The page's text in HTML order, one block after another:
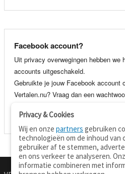
Facebook account?
Uit privacy overwegingen hebben we
accounts uitgeschakeld.
Gebruikte je jouw Facebook account
Vertalen.nu? Vraag dan een
je e-mail adres en wachtwoord.
Privacy & Cookies
Wij en onzepartners gebruiken
technologieën om de inhoud van
gebruiker af te stemmen,
en ons verkeer te analyseren.
informatie combineren met